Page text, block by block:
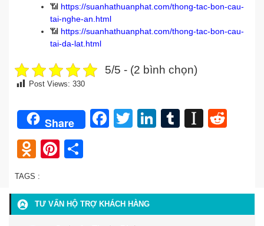
📶 https://suanhathuanphat.com/thong-tac-bon-cau-
tai-nghe-an.html
📶 https://suanhathuanphat.com/thong-tac-bon-cau-
tai-da-lat.html
5/5 - (2 bình chọn)
Post Views: 330
Share Facebook
TwitterLinkedIn
Tumblr
Odnoklassniki
Pinterest
TAGS :
TƯ VẤN HỘ TRỢ KHÁCH HÀNG